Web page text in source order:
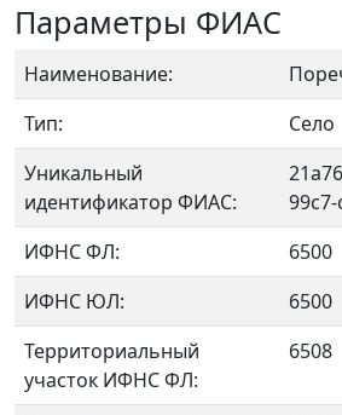
Параметры ФИАС
Наименование:
Тип:
Село
Уникальный
идентификатор ФИАС:
ИФНС ФЛ:
6500
ИФНС ЮЛ:
6500
Территориальный
участок ИФНС ФЛ:
6508